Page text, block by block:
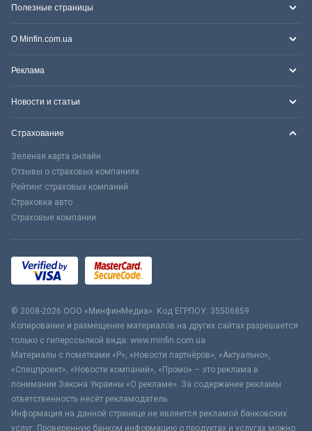
Полезные страницы
О Minfin.com.ua
Реклама
Новости и статьи
Страхование
Зеленая карта онлайн
Отзывы о страховых компаниях
Рейтинг страховых компаний
Страховка авто
Страховые компании
© 2008-2026 ООО «МинфинМедиа». Код ЕГРПОУ: 35506859
Копирование и размещение материалов на других сайтах разрешается
только с гиперссылкой вида: www.minfin.com.ua
Материалы с пометками «Р», «Новости партнёров», «Актуально»,
«Спецпроект», «Новости компаний», «Промо» – это реклама в
понимании Закона Украины «О рекламе». За содержание рекламы
ответственность несёт рекламодатель.
Информация на данной странице не является рекламой банковских
услуг. Проверенную банком информацию о продуктах и услугах можно